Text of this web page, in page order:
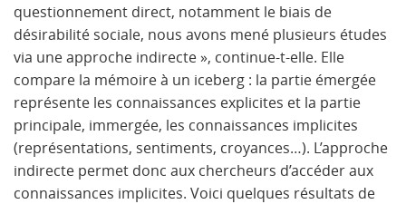
questionnement direct, notamment le biais de
désirabilité sociale, nous avons mené plusieurs études
via une approche indirecte », continue-t-elle. Elle
compare la mémoire à un iceberg : la partie émergée
représente les connaissances explicites et la partie
principale, immergée, les connaissances implicites
(représentations, sentiments, croyances…). L’approche
indirecte permet donc aux chercheurs d’accéder aux
connaissances implicites. Voici quelques résultats de